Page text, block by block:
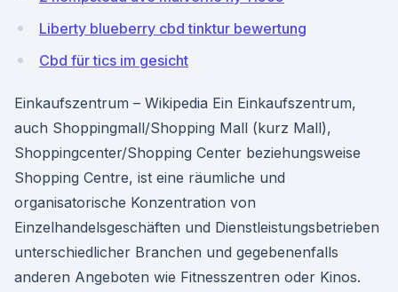
Liberty blueberry cbd tinktur bewertung
Cbd für tics im gesicht
Einkaufszentrum – Wikipedia Ein Einkaufszentrum,
auch Shoppingmall/Shopping Mall (kurz Mall),
Shoppingcenter/Shopping Center beziehungsweise
Shopping Centre, ist eine räumliche und
organisatorische Konzentration von
Einzelhandelsgeschäften und Dienstleistungsbetrieben
unterschiedlicher Branchen und gegebenenfalls
anderen Angeboten wie Fitnesszentren oder Kinos.